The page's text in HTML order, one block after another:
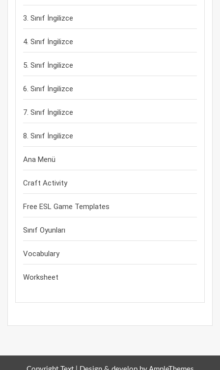
3. Sınıf İngilizce
4. Sınıf İngilizce
5. Sınıf İngilizce
6. Sınıf İngilizce
7. Sınıf İngilizce
8. Sınıf İngilizce
Ana Menü
Craft Activity
Free ESL Game Templates
Sınıf Oyunları
Vocabulary
Worksheet